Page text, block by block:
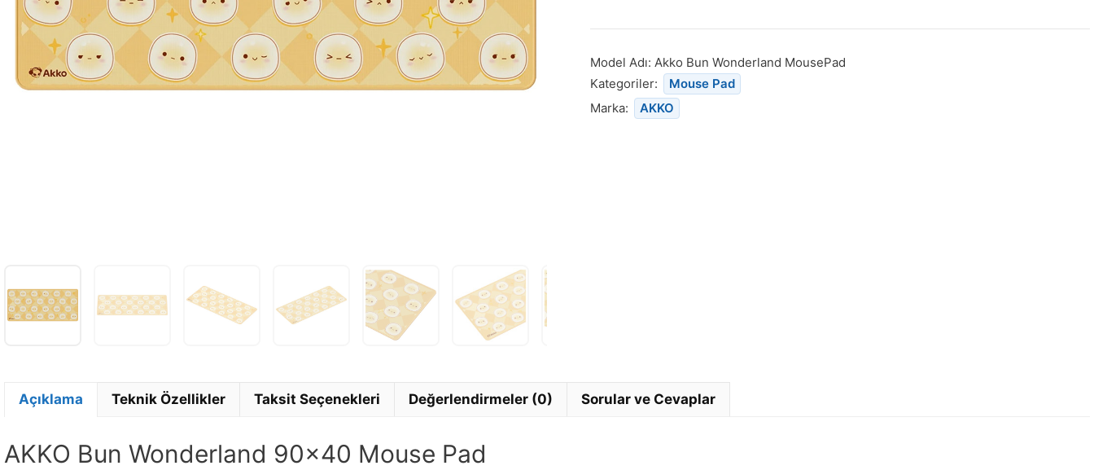
Model Adı: Akko Bun Wonderland MousePad
Kategoriler:
Mouse Pad
Marka:
AKKO
Açıklama Teknik Özellikler Taksit Seçenekleri Değerlendirmeler (0) Sorular ve Cevaplar
AKKO Bun Wonderland 90×40 Mouse Pad